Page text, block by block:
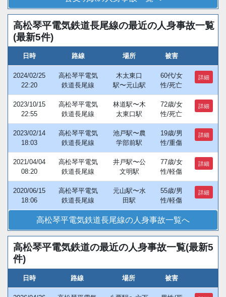
高松琴平電気鉄道長尾線の最近の人身事故一覧
(最新5件)
日時 路線 場所 被害
2024/02/25
22:20
高松琴平電気
鉄道長尾線
木太東口
駅〜元山駅
60代/女
性/死亡
詳細
2023/10/15
22:55
高松琴平電気
鉄道長尾線
林道駅〜木
太東口駅
72歳/女
性/死亡
詳細
2023/02/14
18:03
高松琴平電気
鉄道長尾線
池戸駅〜農
学部前駅
19歳/男
性/重傷
詳細
2021/04/04
08:20
高松琴平電気
鉄道長尾線
井戸駅〜公
文明駅
77歳/女
性/軽傷
詳細
2020/06/15
18:06
高松琴平電気
鉄道長尾線
元山駅〜水
田駅
55歳/男
性/軽傷
詳細
高松琴平電気鉄道長尾線の人身事故一覧へ
高松琴平電気鉄道の最近の人身事故一覧(最新5
件)
日時 路線 場所 被害